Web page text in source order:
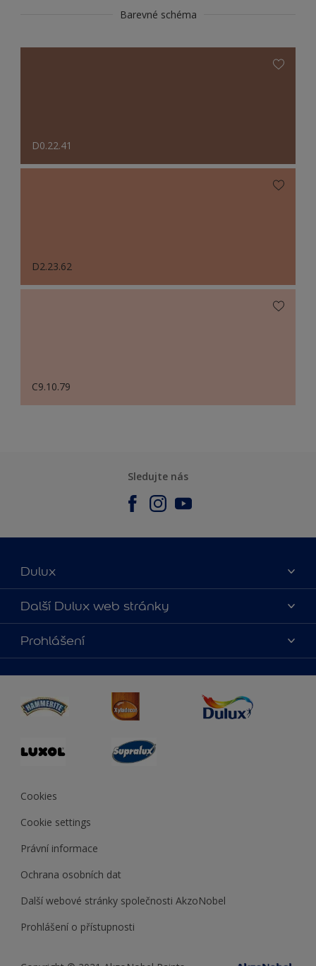
Barevné schéma
D0.22.41
D2.23.62
C9.10.79
Sledujte nás
Dulux
O nás
Kontaktujte nás
Najít obchod
Další Dulux web stránky
duluxmalir.cz
duluxmaliar.sk
duluxprodejnabarev.cz
duluxpredajnafarieb.sk
Prohlášení
Cookies
Cookie settings
Právní informace
Ochrana osobních dat
Další webové stránky společnosti AkzoNobel
Prohlášení o přístupnosti